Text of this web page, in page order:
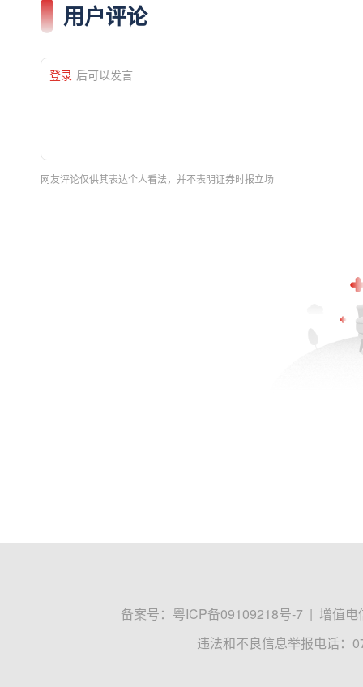
用户评论
登录 后可以发言
网友评论仅供其表达个人看法，并不表明证券时报立场
备案号： 粤ICP备09109218号-7 | 增值电
违法和不良信息举报电话：